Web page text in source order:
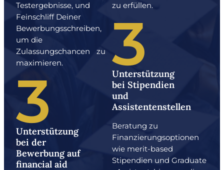
Testergebnisse, und
Feinschliff Deiner
Bewerbungsschreiben,
um die
Zulassungschancen zu
maximieren.
3
Unterstützung
bei der
Bewerbung auf
financial aid
zu erfüllen.
3
Unterstützung
bei Stipendien
und
Assistentenstellen
Beratung zu
Finanzierungsoptionen
wie merit-based
Stipendien und Graduate